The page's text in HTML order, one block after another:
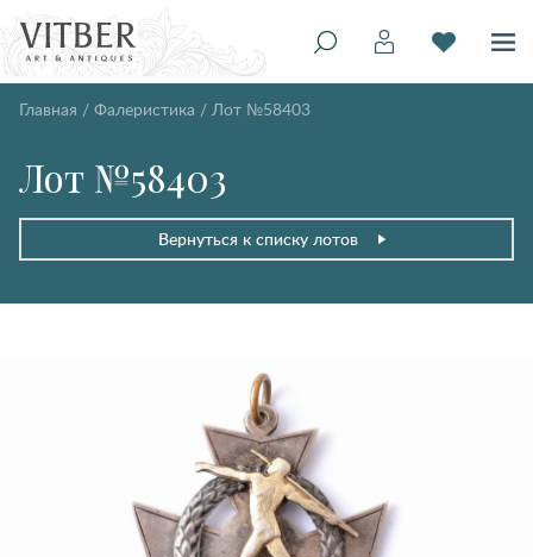
Главная / Фалеристика / Лот №58403
Лот №58403
Вернуться к списку лотов